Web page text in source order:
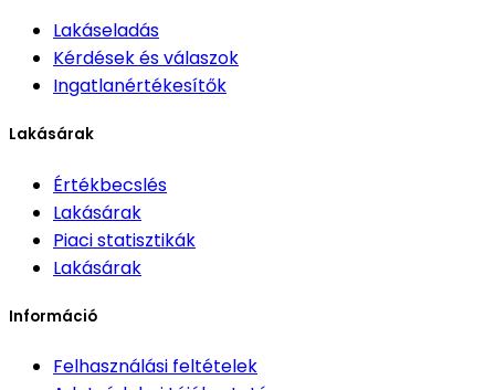
Lakáseladás
Kérdések és válaszok
Ingatlanértékesítők
Lakásárak
Értékbecslés
Lakásárak
Piaci statisztikák
Lakásárak
Információ
Felhasználási feltételek